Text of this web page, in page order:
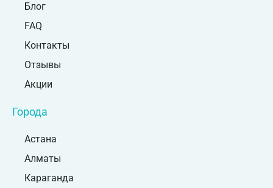
Блог
FAQ
Контакты
Отзывы
Акции
Города
Астана
Алматы
Караганда